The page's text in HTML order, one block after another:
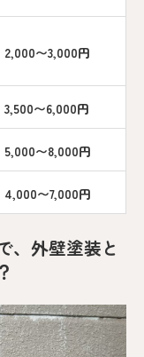
2,000〜3,000円
3,500〜6,000円
5,000〜8,000円
4,000〜7,000円
、外壁塗装と